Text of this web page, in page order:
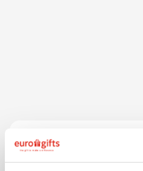
Beschrijving
Deze originele